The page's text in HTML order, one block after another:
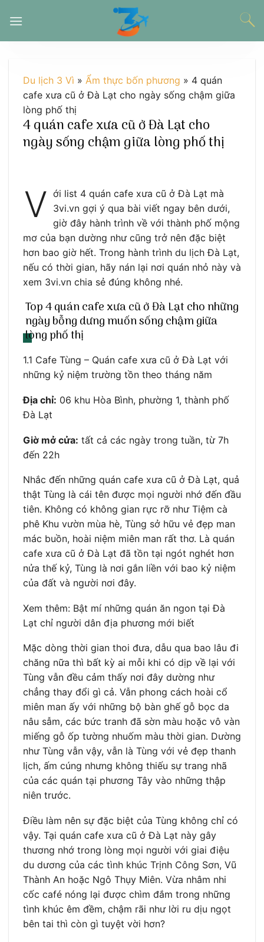
đến
Du lịch 3 Vì » Ẩm thực bốn phương » 4 quán
cafe xưa cũ ở Đà Lạt cho ngày sống chậm giữa
lòng phố thị
4 quán cafe xưa cũ ở Đà Lạt cho
ngày sống chậm giữa lòng phố thị
V ới list 4 quán cafe xưa cũ ở Đà Lạt mà
3vi.vn gợi ý qua bài viết ngay bên dưới,
giờ đây hành trình về với thành phố mộng
mơ của bạn dường như cũng trở nên đặc biệt
hơn bao giờ hết. Trong hành trình du lịch Đà Lạt,
nếu có thời gian, hãy nán lại nơi quán nhỏ này và
xem 3vi.vn chia sẻ đúng không nhé.
Top 4 quán cafe xưa cũ ở Đà Lạt cho những
ngày bỗng dưng muốn sống chậm giữa
lòng phố thị
1.1 Cafe Tùng – Quán cafe xưa cũ ở Đà Lạt với
những kỷ niệm trường tồn theo tháng năm
Địa chỉ: 06 khu Hòa Bình, phường 1, thành phố
Đà Lạt
Giờ mở cửa: tất cả các ngày trong tuần, từ 7h
đến 22h
Nhắc đến những quán cafe xưa cũ ở Đà Lạt, quả
thật Tùng là cái tên được mọi người nhớ đến đầu
tiên. Không có không gian rực rỡ như Tiệm cà
phê Khu vườn mùa hè, Tùng sở hữu vẻ đẹp man
mác buồn, hoài niệm miên man rất thơ. Là quán
cafe xưa cũ ở Đà Lạt đã tồn tại ngót nghét hơn
nửa thế kỷ, Tùng là nơi gắn liền với bao kỷ niệm
của đất và người nơi đây.
Xem thêm: Bật mí những quán ăn ngon tại Đà
Lạt chỉ người dân địa phương mới biết
Mặc dòng thời gian thoi đưa, dẫu qua bao lâu đi
chăng nữa thì bất kỳ ai mỗi khi có dịp về lại với
Tùng vẫn đều cảm thấy nơi đây dường như
chẳng thay đổi gì cả. Vẫn phong cách hoài cổ
miên man ấy với những bộ bàn ghế gỗ bọc da
nâu sẫm, các bức tranh đã sờn màu hoặc vô vàn
miếng gỗ ốp tường nhuốm màu thời gian. Dường
như Tùng vẫn vậy, vẫn là Tùng với vẻ đẹp thanh
lịch, ấm cúng nhưng không thiếu sự trang nhã
của các quán tại phương Tây vào những thập
niên trước.
Điều làm nên sự đặc biệt của Tùng không chỉ có
vậy. Tại quán cafe xưa cũ ở Đà Lạt này gây
thương nhớ trong lòng mọi người với giai điệu
du dương của các tình khúc Trịnh Công Sơn, Vũ
Thành An hoặc Ngô Thụy Miên. Vừa nhâm nhi
cốc café nóng lại được chìm đắm trong những
tình khúc êm đềm, chậm rãi như lời ru dịu ngọt
bên tai thì còn gì tuyệt vời hơn?